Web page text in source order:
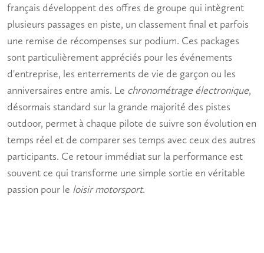
français développent des offres de groupe qui intègrent
plusieurs passages en piste, un classement final et parfois
une remise de récompenses sur podium. Ces packages
sont particulièrement appréciés pour les événements
d'entreprise, les enterrements de vie de garçon ou les
anniversaires entre amis. Le chronométrage électronique,
désormais standard sur la grande majorité des pistes
outdoor, permet à chaque pilote de suivre son évolution en
temps réel et de comparer ses temps avec ceux des autres
participants. Ce retour immédiat sur la performance est
souvent ce qui transforme une simple sortie en véritable
passion pour le loisir motorsport.